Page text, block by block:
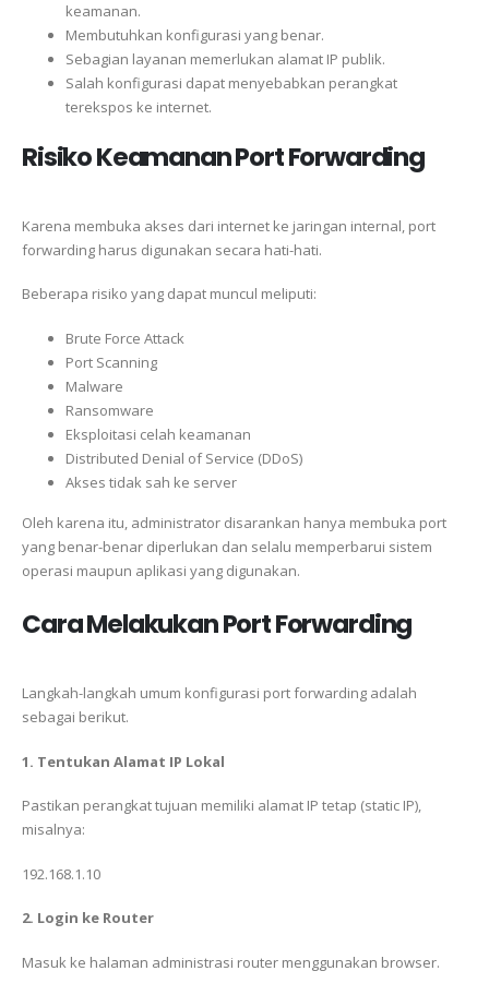
keamanan.
Membutuhkan konfigurasi yang benar.
Sebagian layanan memerlukan alamat IP publik.
Salah konfigurasi dapat menyebabkan perangkat
terekspos ke internet.
Risiko Keamanan Port Forwarding
Karena membuka akses dari internet ke jaringan internal, port
forwarding harus digunakan secara hati-hati.
Beberapa risiko yang dapat muncul meliputi:
Brute Force Attack
Port Scanning
Malware
Ransomware
Eksploitasi celah keamanan
Distributed Denial of Service (DDoS)
Akses tidak sah ke server
Oleh karena itu, administrator disarankan hanya membuka port
yang benar-benar diperlukan dan selalu memperbarui sistem
operasi maupun aplikasi yang digunakan.
Cara Melakukan Port Forwarding
Langkah-langkah umum konfigurasi port forwarding adalah
sebagai berikut.
1. Tentukan Alamat IP Lokal
Pastikan perangkat tujuan memiliki alamat IP tetap (static IP),
misalnya:
192.168.1.10
2. Login ke Router
Masuk ke halaman administrasi router menggunakan browser.